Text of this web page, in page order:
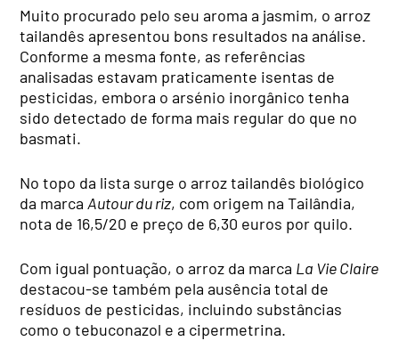
Muito procurado pelo seu aroma a jasmim, o arroz
tailandês apresentou bons resultados na análise.
Conforme a mesma fonte, as referências
analisadas estavam praticamente isentas de
pesticidas, embora o arsénio inorgânico tenha
sido detectado de forma mais regular do que no
basmati.
No topo da lista surge o arroz tailandês biológico
da marcaAutour du riz, com origem na Tailândia,
nota de 16,5/20 e preço de 6,30 euros por quilo.
Com igual pontuação, o arroz da marca La Vie Claire
destacou-se também pela ausência total de
resíduos de pesticidas, incluindo substâncias
como o tebuconazol e a cipermetrina.